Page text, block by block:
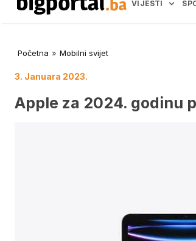
VIJESTI
Početna » Mobilni svijet
3. Januara 2023.
Apple za 2024. godinu